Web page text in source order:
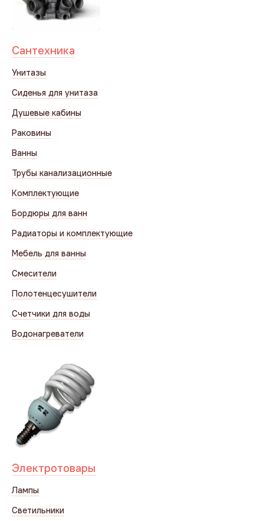
Сантехника
Унитазы
Сиденья для унитаза
Душевые кабины
Раковины
Ванны
Трубы канализационные
Комплектующие
Бордюры для ванн
Радиаторы и комплектующие
Мебель для ванны
Смесители
Полотенцесушители
Счетчики для воды
Водонагреватели
Электротовары
Лампы
Светильники